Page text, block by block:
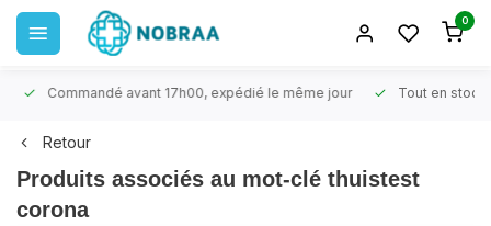
0
Commandé avant 17h00, expédié le même jour Tout en stock
Retour
Produits associés au mot-clé thuistest
corona